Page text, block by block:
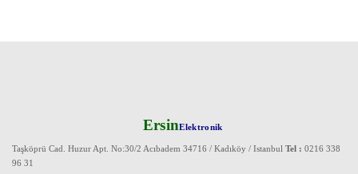
ErsinElektronik
Taşköprü Cad. Huzur Apt. No:30/2 Acıbadem 34716 / Kadıköy / Istanbul Tel : 0216 338
96 31